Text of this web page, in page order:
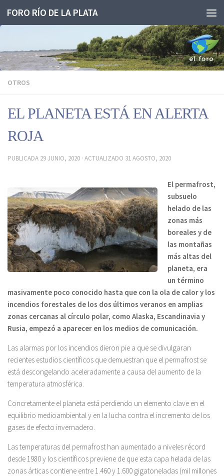
Saltar al contenido
FORO RÍO DE LA PLATA
OTROS
EL PLANETA ESTÁ EN ALERTA
ROJA
PUBLICADA 29 JUNIO, 2020 · ACTUALIZADO 31 AGOSTO, 2020
El permafrost,
subsuelo
helado de las
zonas más
boreales y de
las montañas
más altas del
planeta, era
un término
masivamente poco conocido hasta que con la ola de calor y los
incendios forestales de los dos últimos veranos en amplias
zonas cercanas al círculo polar, como Alaska, Escandinavia y
Rusia, empezó a aparecer en los medios de comunicación.
Las alarmas por los incendios dieron pie a que se divulgaran
recientes estudios científicos que demuestran que el permafrost se
está descongelando aceleradamente a causa del aumento de la
temperatura atmosférica.
Concretamente el planeta está perdiendo un elemento clave en el
equilibrio medioambiental y en la lucha contra el incremento de los
gases de efecto invernadero.
Las temperaturas del permafrost han aumentado a niveles récord
desde 1980 y los científicos previene de que esta capa helada de las
zonas árticas contiene entre 1.460 y 1.600 gigatoneladas (mil millones